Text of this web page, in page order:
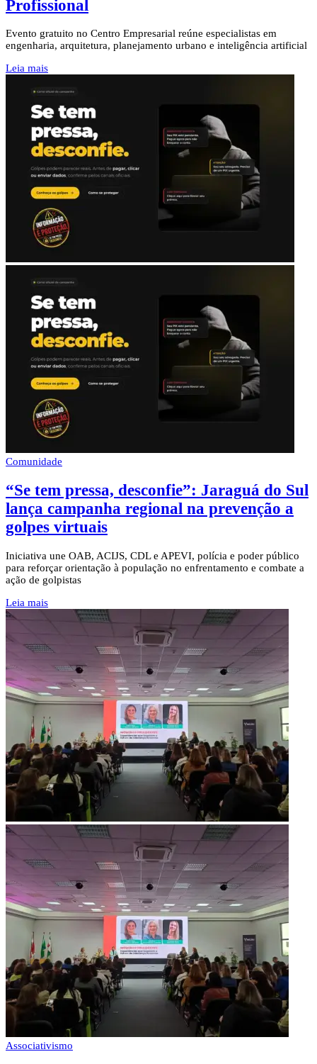
Profissional
Evento gratuito no Centro Empresarial reúne especialistas em
engenharia, arquitetura, planejamento urbano e inteligência artificial
Leia mais
Comunidade
“Se tem pressa, desconfie”: Jaraguá do Sul
lança campanha regional na prevenção a
golpes virtuais
Iniciativa une OAB, ACIJS, CDL e APEVI, polícia e poder público
para reforçar orientação à população no enfrentamento e combate a
ação de golpistas
Leia mais
Associativismo